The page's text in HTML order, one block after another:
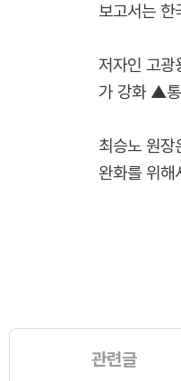
보고서는 한
저자인 고
가 강화 ▲통
최승노 원장
완화를 위해
관련글